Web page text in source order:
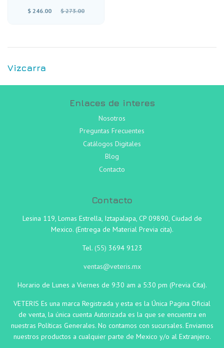
$ 246.00
Precio
$ 273.00
Vizcarra
Enlaces de interes
Nosotros
Preguntas Frecuentes
Catálogos Digitales
Blog
Contacto
Contacto
Lesina 119, Lomas Estrella, Iztapalapa, CP 09890, Ciudad de
Mexico. (Entrega de Material Previa cita).
Tel. (55) 3694 9123
ventas@veteris.mx
Horario de Lunes a Viernes de 9:30 am a 5:30 pm (Previa Cita).
VETERIS Es una marca Registrada y esta es la Única Pagina Oficial
de venta, la única cuenta Autorizada es la que se encuentra en
nuestras Políticas Generales. No contamos con sucursales. Enviamos
nuestros productos a cualquier parte de Mexico y/o al Extranjero.